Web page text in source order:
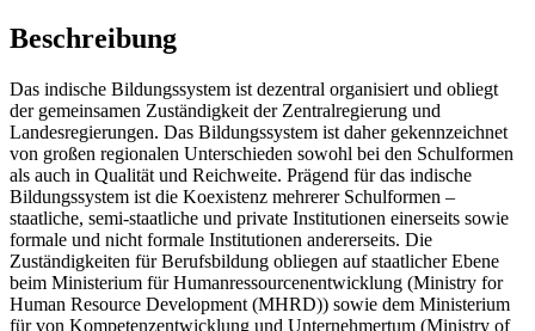
Beschreibung
Das indische Bildungssystem ist dezentral organisiert und obliegt
der gemeinsamen Zuständigkeit der Zentralregierung und
Landesregierungen. Das Bildungssystem ist daher gekennzeichnet
von großen regionalen Unterschieden sowohl bei den Schulformen
als auch in Qualität und Reichweite. Prägend für das indische
Bildungssystem ist die Koexistenz mehrerer Schulformen –
staatliche, semi-staatliche und private Institutionen einerseits sowie
formale und nicht formale Institutionen andererseits. Die
Zuständigkeiten für Berufsbildung obliegen auf staatlicher Ebene
beim Ministerium für Humanressourcenentwicklung (Ministry for
Human Resource Development (MHRD)) sowie dem Ministerium
für von Kompetenzentwicklung und Unternehmertum (Ministry of